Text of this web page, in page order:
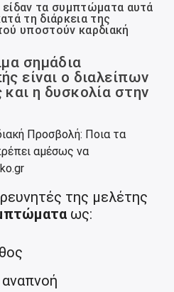
τα συμπτώματα αυτά
τη διάρκεια της
υποστούν καρδιακή
σημάδια
είναι ο διαλείπων
η δυσκολία στην
της μελέτης
ως: